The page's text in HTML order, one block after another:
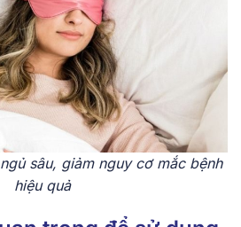
sâu, giảm nguy cơ mắc bệnh
hiệu quả